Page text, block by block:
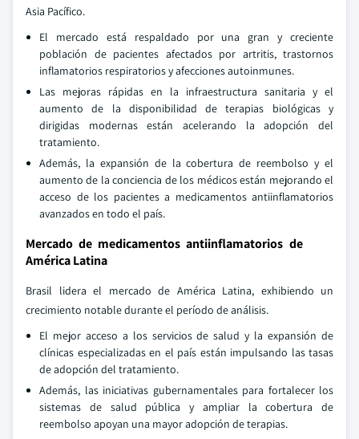
Asia Pacífico.
El mercado está respaldado por una gran y creciente
población de pacientes afectados por artritis, trastornos
inflamatorios respiratorios y afecciones autoinmunes.
Las mejoras rápidas en la infraestructura sanitaria y el
aumento de la disponibilidad de terapias biológicas y
dirigidas modernas están acelerando la adopción del
tratamiento.
Además, la expansión de la cobertura de reembolso y el
aumento de la conciencia de los médicos están mejorando el
acceso de los pacientes a medicamentos antiinflamatorios
avanzados en todo el país.
Mercado de medicamentos antiinflamatorios de
América Latina
Brasil lidera el mercado de América Latina, exhibiendo un
crecimiento notable durante el período de análisis.
El mejor acceso a los servicios de salud y la expansión de
clínicas especializadas en el país están impulsando las tasas
de adopción del tratamiento.
Además, las iniciativas gubernamentales para fortalecer los
sistemas de salud pública y ampliar la cobertura de
reembolso apoyan una mayor adopción de terapias.